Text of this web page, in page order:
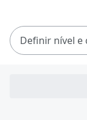
Definir nível e